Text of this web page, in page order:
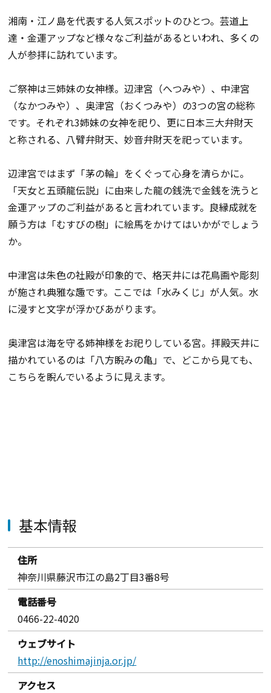
湘南・江ノ島を代表する人気スポットのひとつ。芸道上
達・金運アップなど様々なご利益があるといわれ、多くの
人が参拝に訪れています。
ご祭神は三姉妹の女神様。辺津宮（へつみや）、中津宮
（なかつみや）、奥津宮（おくつみや）の3つの宮の総称
です。それぞれ3姉妹の女神を祀り、更に日本三大弁財天
と称される、八臂弁財天、妙音弁財天を祀っています。
辺津宮ではまず「茅の輪」をくぐって心身を清らかに。
「天女と五頭龍伝説」に由来した龍の銭洗で金銭を洗うと
金運アップのご利益があると言われています。良縁成就を
願う方は「むすびの樹」に絵馬をかけてはいかがでしょう
か。
中津宮は朱色の社殿が印象的で、格天井には花鳥画や彫刻
が施され典雅な趣です。ここでは「水みくじ」が人気。水
に浸すと文字が浮かびあがります。
奥津宮は海を守る姉神様をお祀りしている宮。拝殿天井に
描かれているのは「八方睨みの亀」で、どこから見ても、
こちらを睨んでいるように見えます。
基本情報
住所
神奈川県藤沢市江の島2丁目3番8号
電話番号
0466-22-4020
ウェブサイト
http://enoshimajinja.or.jp/
アクセス